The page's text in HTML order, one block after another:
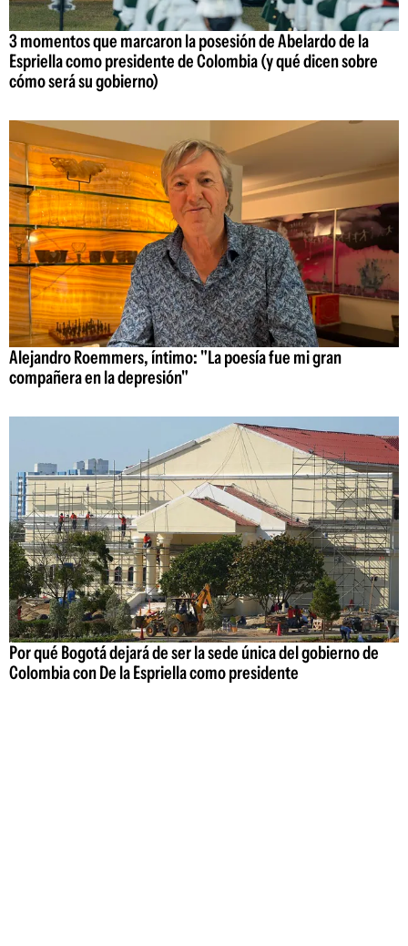
3 momentos que marcaron la posesión de Abelardo de la
Espriella como presidente de Colombia (y qué dicen sobre
cómo será su gobierno)
Alejandro Roemmers, íntimo: "La poesía fue mi gran
compañera en la depresión"
Por qué Bogotá dejará de ser la sede única del gobierno de
Colombia con De la Espriella como presidente